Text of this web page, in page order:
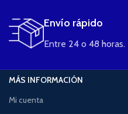
Envío rápido
Entre 24 o 48 horas.
MÁS INFORMACIÓN
Mi cuenta